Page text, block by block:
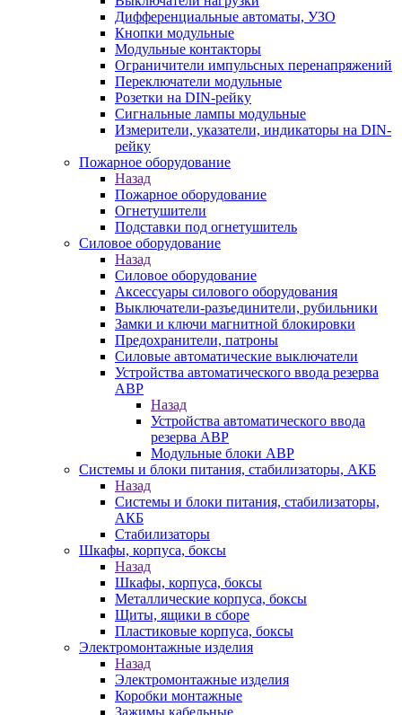
Дифференциальные автоматы, УЗО
Кнопки модульные
Модульные контакторы
Ограничители импульсных перенапряжений
Переключатели модульные
Розетки на DIN-рейку
Сигнальные лампы модульные
Измерители, указатели, индикаторы на DIN-
рейку
Пожарное оборудование
Назад
Пожарное оборудование
Огнетушители
Подставки под огнетушитель
Силовое оборудование
Назад
Силовое оборудование
Аксессуары силового оборудования
Выключатели-разъединители, рубильники
Замки и ключи магнитной блокировки
Предохранители, патроны
Силовые автоматические выключатели
Устройства автоматического ввода резерва
АВР
Назад
Устройства автоматического ввода
резерва АВР
Модульные блоки АВР
Системы и блоки питания, стабилизаторы, АКБ
Назад
Системы и блоки питания, стабилизаторы,
АКБ
Стабилизаторы
Шкафы, корпуса, боксы
Назад
Шкафы, корпуса, боксы
Металлические корпуса, боксы
Щиты, ящики в сборе
Пластиковые корпуса, боксы
Электромонтажные изделия
Назад
Электромонтажные изделия
Коробки монтажные
Зажимы кабельные